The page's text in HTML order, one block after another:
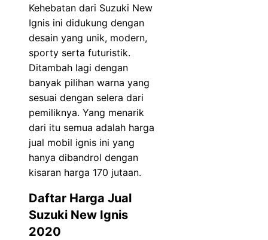
Kehebatan dari Suzuki New
Ignis ini didukung dengan
desain yang unik, modern,
sporty serta futuristik.
Ditambah lagi dengan
banyak pilihan warna yang
sesuai dengan selera dari
pemiliknya. Yang menarik
dari itu semua adalah harga
jual mobil ignis ini yang
hanya dibandrol dengan
kisaran harga 170 jutaan.
Daftar Harga Jual
Suzuki New Ignis
2020